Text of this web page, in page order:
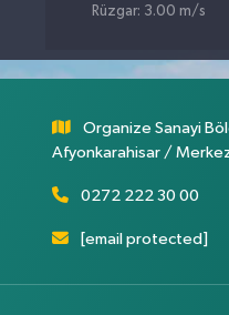
Rüzgar: 3.00 m/s
Organize Sanayi
Afyonkarahisar /
0272 222 30 00
[email protected]